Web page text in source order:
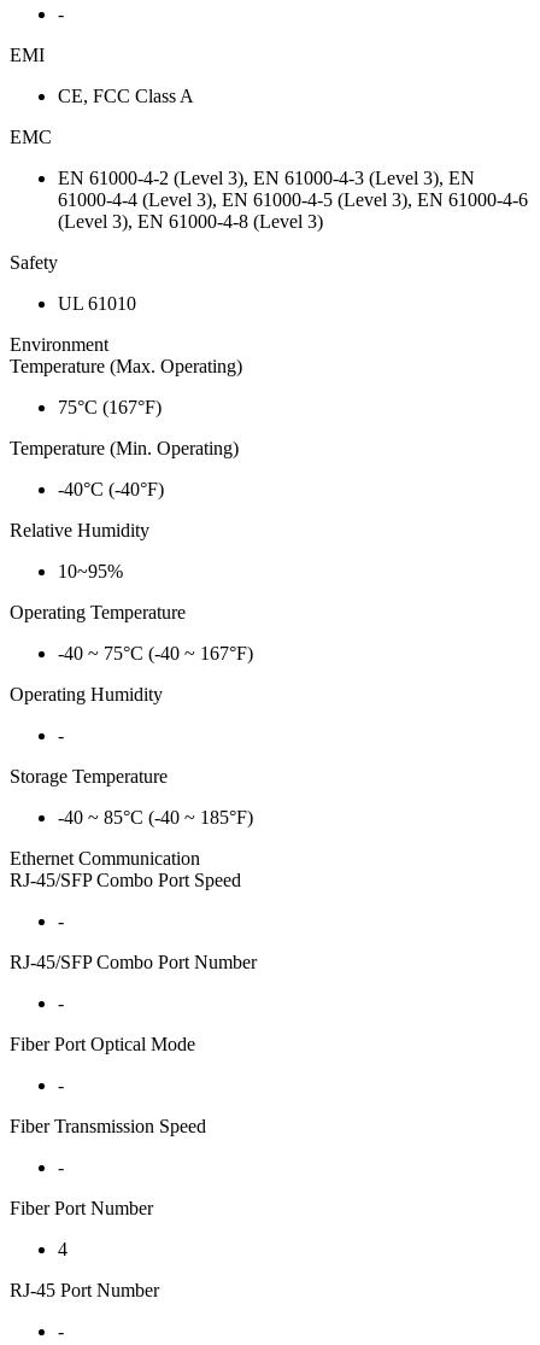
-
EMI
CE, FCC Class A
EMC
EN 61000-4-2 (Level 3), EN 61000-4-3 (Level 3), EN
61000-4-4 (Level 3), EN 61000-4-5 (Level 3), EN 61000-4-6
(Level 3), EN 61000-4-8 (Level 3)
Safety
UL 61010
Environment
Temperature (Max. Operating)
75°C (167°F)
Temperature (Min. Operating)
-40°C (-40°F)
Relative Humidity
10~95%
Operating Temperature
-40 ~ 75°C (-40 ~ 167°F)
Operating Humidity
-
Storage Temperature
-40 ~ 85°C (-40 ~ 185°F)
Ethernet Communication
RJ-45/SFP Combo Port Speed
-
RJ-45/SFP Combo Port Number
-
Fiber Port Optical Mode
-
Fiber Transmission Speed
-
Fiber Port Number
4
RJ-45 Port Number
-